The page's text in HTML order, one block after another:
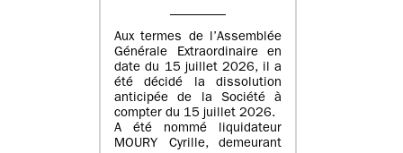
Aux termes de l’Assemblée
Générale Extraordinaire en
date du 15 juillet 2026, il a
été décidé la dissolution
anticipée de la Société à
compter du 15 juillet 2026.
A été nommé liquidateur
MOURY Cyrille, demeurant